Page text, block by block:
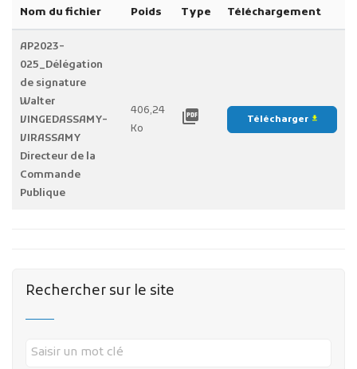
Nom du fichier Poids Type Téléchargement
AP2023-
025_Délégation
de signature
Walter
VINGEDASSAMY-
VIRASSAMY
Directeur de la
Commande
Publique
406,24
Ko
picture_as_pdf Télécharger file_download
Rechercher sur le site